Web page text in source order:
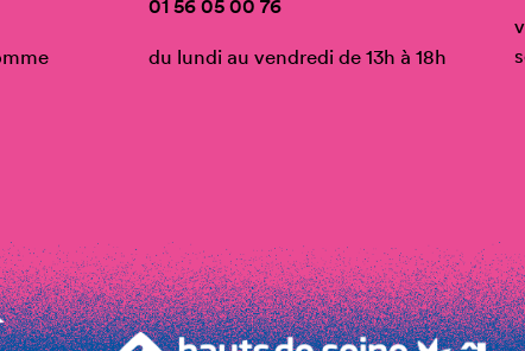
01 56 05 00 76
du lundi au vendredi de 13h à 18h